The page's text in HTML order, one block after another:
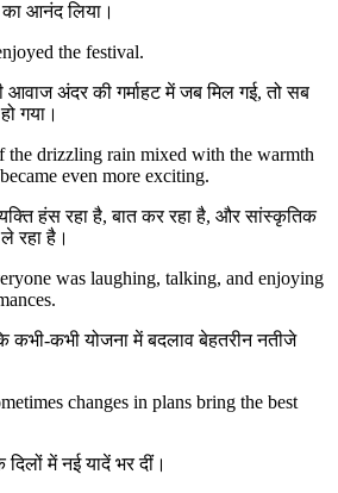
आनंद लिया।
the festival.
आवाज अंदर की गर्माहट में जब मिल गई, तो सब
गया।
the drizzling rain mixed with the warmth
even more exciting.
हंस रहा है, बात कर रहा है, और सांस्कृतिक
रहा है।
was laughing, talking, and enjoying
कभी योजना में बदलाव बेहतरीन नतीजे
changes in plans bring the best
में नई यादें भर दीं।